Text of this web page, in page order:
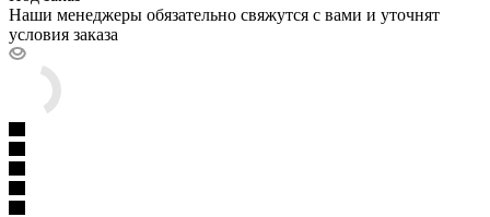
Наши менеджеры обязательно свяжутся с вами и уточнят
условия заказа